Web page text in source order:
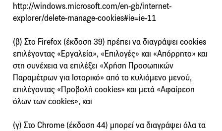
http://windows.microsoft.com/en-gb/internet-
explorer/delete-manage-cookies#ie=ie-11
(β) Στο Firefox (έκδοση 39) πρέπει να διαγράψει cookies
επιλέγοντας «Εργαλεία», «Επιλογές» και «Απόρρητο» και
στη συνέχεια να επιλέξει «Χρήση Προσωπικών
Παραμέτρων για Ιστορικό» από το κυλιόμενο μενού,
επιλέγοντας «Προβολή cookies» και μετά «Αφαίρεση
όλων των cookies», και
(γ) Στο Chrome (έκδοση 44) μπορεί να διαγράψει όλα τα